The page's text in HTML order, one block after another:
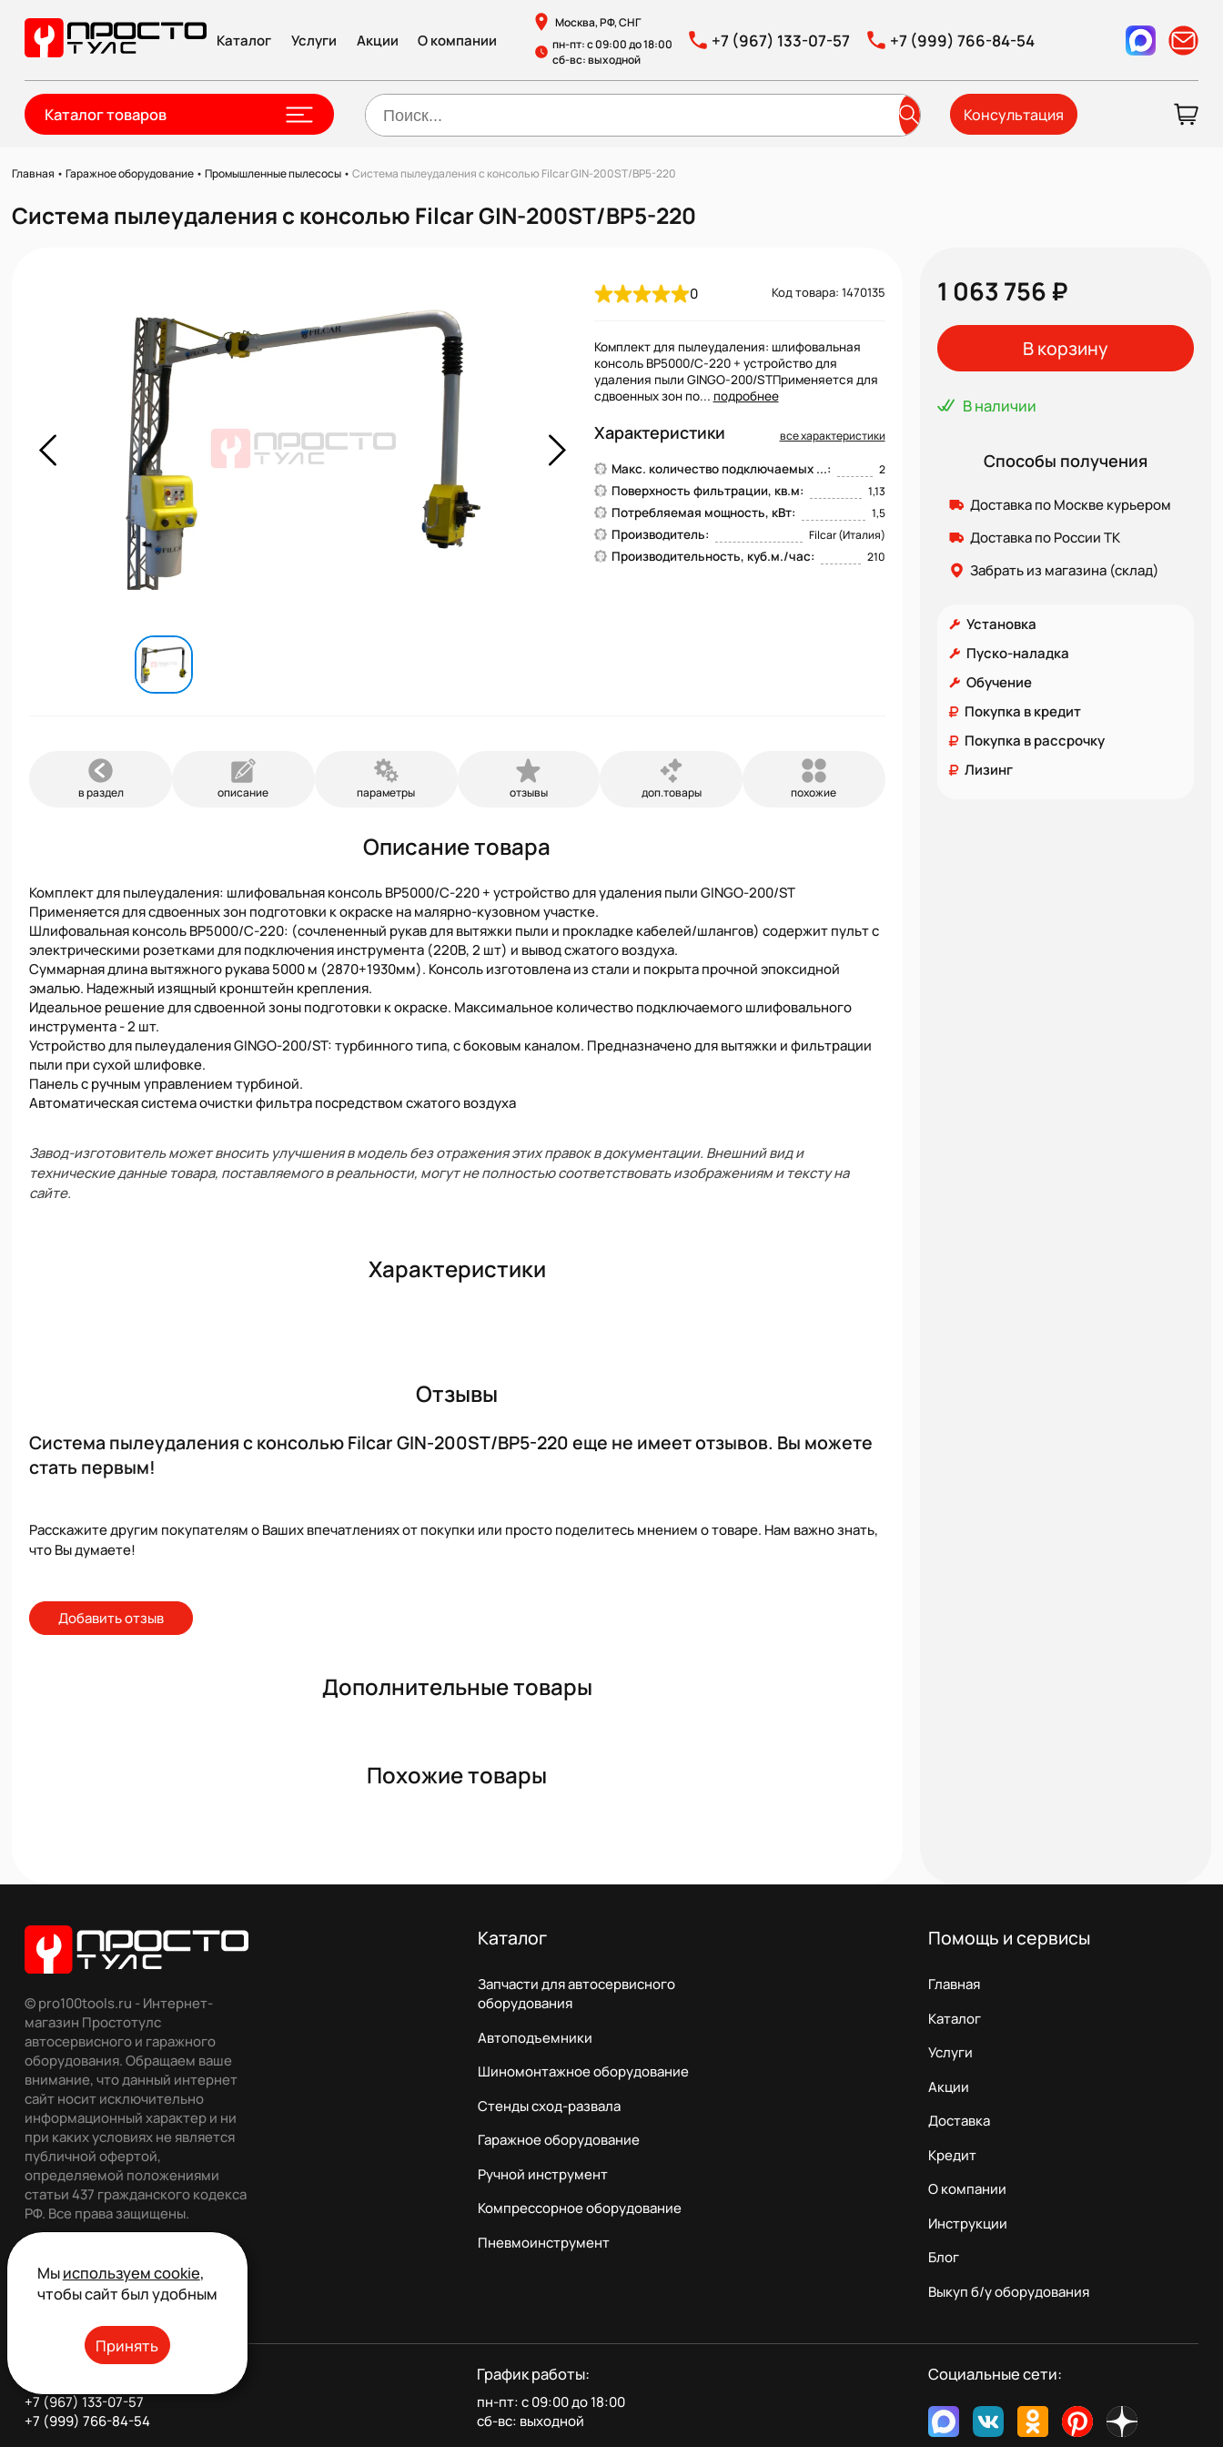
Каталог Услуги Акции О компании
Москва, РФ, СНГ
пн-пт: с 09:00 до 18:00
сб-вс: выходной
+7 (967) 133-07-57 +7 (999) 766-84-54
Каталог товаров Консультация
Главная •Гаражное оборудование •Промышленные пылесосы •Система пылеудаления с консолью Filcar GIN-200ST/BP5-220
Система пылеудаления с консолью Filcar GIN-200ST/BP5-220
0 Код товара: 1470135
Комплект для пылеудаления: шлифовальная
консоль BP5000/C-220 + устройство для
удаления пыли GINGO-200/STПрименяется для
сдвоенных зон по... подробнее
Характеристики все характеристики
Макс. количество подключаемых ...: 2
Поверхность фильтрации, кв.м: 1,13
Потребляемая мощность, кВт: 1,5
Производитель: Filcar (Италия)
Производительность, куб.м./час: 210
в раздел описание параметры отзывы доп.товары похожие
Описание товара
Комплект для пылеудаления: шлифовальная консоль BP5000/C-220 + устройство для удаления пыли GINGO-200/ST
Применяется для сдвоенных зон подготовки к окраске на малярно-кузовном участке.
Шлифовальная консоль BP5000/C-220: (сочлененный рукав для вытяжки пыли и прокладке кабелей/шлангов) содержит пульт с
электрическими розетками для подключения инструмента (220В, 2 шт) и вывод сжатого воздуха.
Суммарная длина вытяжного рукава 5000 м (2870+1930мм). Консоль изготовлена из стали и покрыта прочной эпоксидной
эмалью. Надежный изящный кронштейн крепления.
Идеальное решение для сдвоенной зоны подготовки к окраске. Максимальное количество подключаемого шлифовального
инструмента - 2 шт.
Устройство для пылеудаления GINGO-200/ST: турбинного типа, с боковым каналом. Предназначено для вытяжки и фильтрации
пыли при сухой шлифовке.
Панель с ручным управлением турбиной.
Автоматическая система очистки фильтра посредством сжатого воздуха
Завод-изготовитель может вносить улучшения в модель без отражения этих правок в документации. Внешний вид и
технические данные товара, поставляемого в реальности, могут не полностью соответствовать изображениям и тексту на
сайте.
Характеристики
Отзывы
Система пылеудаления с консолью Filcar GIN-200ST/BP5-220 еще не имеет отзывов. Вы можете
стать первым!
Расскажите другим покупателям о Ваших впечатлениях от покупки или просто поделитесь мнением о товаре. Нам важно знать,
что Вы думаете!
Добавить отзыв
Дополнительные товары
Похожие товары
1 063 756 ₽
В корзину
В наличии
Способы получения
Доставка по Москве курьером
Доставка по России ТК
Забрать из магазина (склад)
Установка
Пуско-наладка
Обучение
Покупка в кредит
Покупка в рассрочку
Лизинг
© pro100tools.ru - Интернет-
магазин Простотулс
автосервисного и гаражного
оборудования. Обращаем ваше
внимание, что данный интернет
сайт носит исключительно
информационный характер и ни
при каких условиях не является
публичной офертой,
определяемой положениями
статьи 437 гражданского кодекса
РФ. Все права защищены.
Обратный звонок
Каталог
Запчасти для автосервисного
оборудования
Автоподъемники
Шиномонтажное оборудование
Стенды сход-развала
Гаражное оборудование
Ручной инструмент
Компрессорное оборудование
Пневмоинструмент
Помощь и сервисы
Главная
Каталог
Услуги
Акции
Доставка
Кредит
О компании
Инструкции
Блог
Выкуп б/у оборудования
+7 (967) 133-07-57
+7 (999) 766-84-54
График работы:
пн-пт: с 09:00 до 18:00
сб-вс: выходной
Социальные сети:
Мыиспользуем cookie,
чтобы сайт был удобным
Принять